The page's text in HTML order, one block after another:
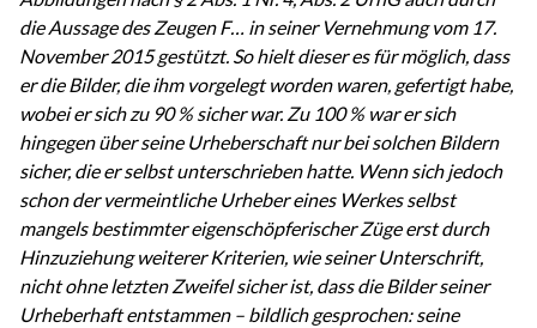
die Aussage des Zeugen F… in seiner Vernehmung vom 17.
November 2015 gestützt. So hielt dieser es für möglich, dass
er die Bilder, die ihm vorgelegt worden waren, gefertigt habe,
wobei er sich zu 90 % sicher war. Zu 100 % war er sich
hingegen über seine Urheberschaft nur bei solchen Bildern
sicher, die er selbst unterschrieben hatte. Wenn sich jedoch
schon der vermeintliche Urheber eines Werkes selbst
mangels bestimmter eigenschöpferischer Züge erst durch
Hinzuziehung weiterer Kriterien, wie seiner Unterschrift,
nicht ohne letzten Zweifel sicher ist, dass die Bilder seiner
Urheberhaft entstammen – bildlich gesprochen: seine